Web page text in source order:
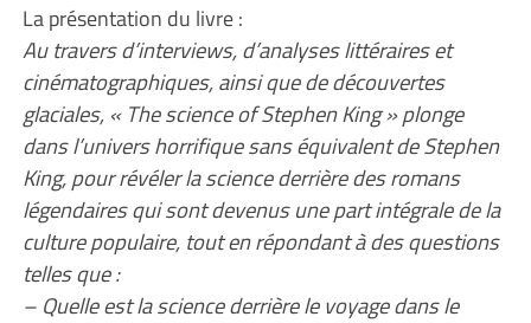
La présentation du livre :
Au travers d’interviews, d’analyses littéraires et
cinématographiques, ainsi que de découvertes
glaciales, « The science of Stephen King » plonge
dans l’univers horrifique sans équivalent de Stephen
King, pour révéler la science derrière des romans
légendaires qui sont devenus une part intégrale de la
culture populaire, tout en répondant à des questions
telles que :
– Quelle est la science derrière le voyage dans le